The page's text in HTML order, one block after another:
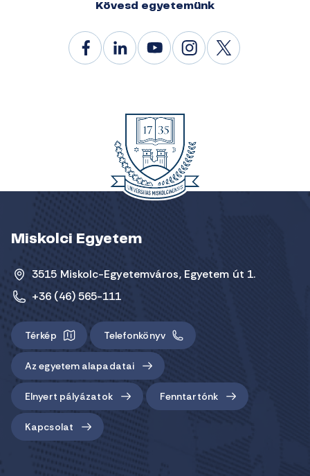
Kövesd egyetemünk
Miskolci Egyetem
3515 Miskolc-Egyetemváros, Egyetem út 1.
+36 (46) 565-111
Térkép Telefonkönyv
Az egyetem alapadatai
Elnyert pályázatok Fenntartónk
Kapcsolat